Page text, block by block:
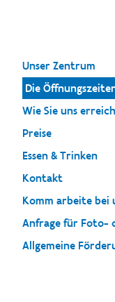
Unser Zentrum
Die
Wie Sie uns
Preise
Essen & Trinken
Kontakt
Komm arbeite bei
Anfrage für Foto-
Allgemeine